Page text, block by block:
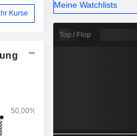
Kurse
Meine Watchlists
Top / Flop